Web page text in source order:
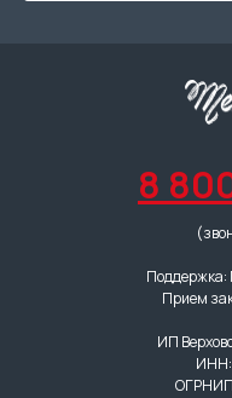
8
Поддержка:
Прием
ИП